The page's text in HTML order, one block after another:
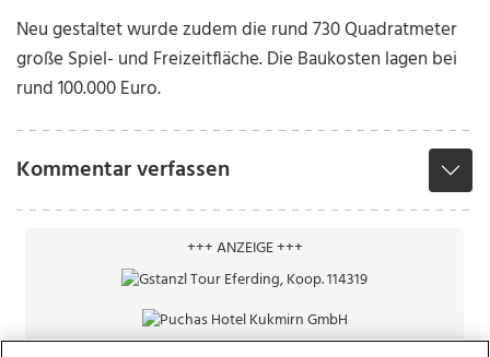
Neu gestaltet wurde zudem die rund 730 Quadratmeter
große Spiel- und Freizeitfläche. Die Baukosten lagen bei
rund 100.000 Euro.
Kommentar verfassen
+++ ANZEIGE +++